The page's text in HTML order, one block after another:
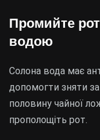
Промийте
водою
Солона вода має
допомогти зняти
половину чайної
прополощіть рот.